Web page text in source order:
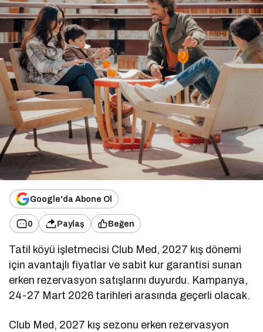
Google'da Abone Ol
0 Paylaş Beğen
Tatil köyü işletmecisi Club Med, 2027 kış dönemi
için avantajlı fiyatlar ve sabit kur garantisi sunan
erken rezervasyon satışlarını duyurdu. Kampanya,
24-27 Mart 2026 tarihleri arasında geçerli olacak.
Club Med, 2027 kış sezonu erken rezervasyon